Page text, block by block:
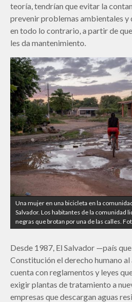
teoría, tendrían que evitar la
prevenir problemas ambientales y
en todo lo contrario, a partir de
les da mantenimiento.
Una mujer en una bicicleta en la
Salvador. Los habitantes de la comunidad
negras que brotan por una de las calles.
Desde 1987, El Salvador —país
Constitución el derecho humano
cuenta con reglamentos y leyes
exigir plantas de tratamiento a
empresas que descargan aguas